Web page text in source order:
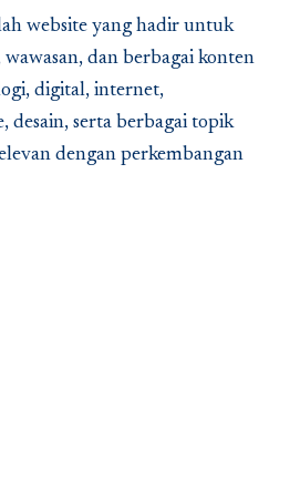
website yang hadir untuk
dan berbagai konten
digital, internet,
desain, serta berbagai topik
dengan perkembangan